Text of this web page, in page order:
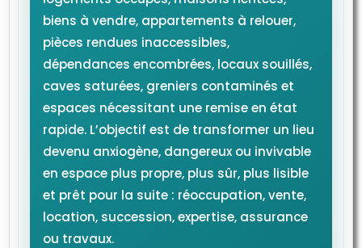
biens à vendre, appartements à relouer,
pièces rendues inaccessibles,
dépendances encombrées, locaux souillés,
caves saturées, greniers contaminés et
espaces nécessitant une remise en état
rapide. L’objectif est de transformer un lieu
devenu anxiogène, dangereux ou invivable
en espace plus propre, plus sûr, plus lisible
et prêt pour la suite : réoccupation, vente,
location, succession, expertise, assurance
ou travaux.